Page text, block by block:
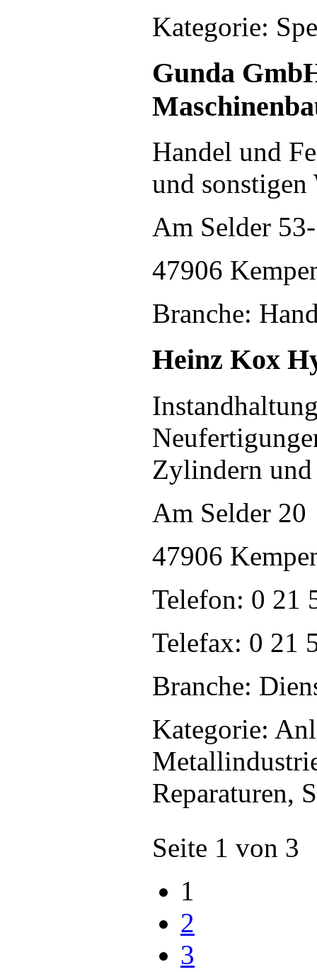
Kategorie:
Gunda
Handel und
und sonstigen
Am Selder
47906
Branche:
Heinz Kox
Zylindern
Am Selder 20
47906
Telefon: 0 21
Telefax: 0 21
Branche:
Kategorie:
Reparaturen,
Seite 1 von 3
1
2
3